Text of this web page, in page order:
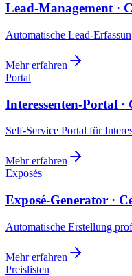
Lead-Management ·
Automatische Lead-
Mehr erfahren
Portal
Interessenten-Portal ·
Self-Service Portal für
Mehr erfahren
Exposés
Exposé-Generator ·
Automatische Erstellung
Mehr erfahren
Preislisten